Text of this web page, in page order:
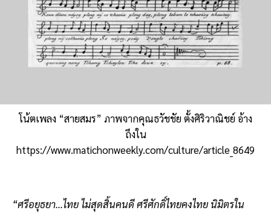
โน้ตเพลง “สายสมร” ภาพจากคุณธวัชชัย ตั้งศิริวาณิชย์ อ้าง
ถึงใน
https://www.matichonweekly.com/culture/article_8649
“ศรีอยุธยา...ไทย ไม่สุดสิ้นคนดี ศรีศักดิ์ไทยคงไทย นิมิตรใน